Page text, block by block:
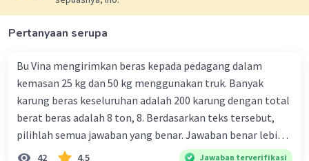
Pertanyaan serupa
Bu Vina mengirimkan beras kepada pedagang dalam
kemasan 25 kg dan 50 kg menggunakan truk. Banyak
karung beras keseluruhan adalah 200 karung dengan total
berat beras adalah 8 ton, 8. Berdasarkan teks tersebut,
pilihlah semua jawaban yang benar. Jawaban benar lebih
dari satu. Banyak karung beras kemasan 25 kg adalah 50
42 4.5 Jawaban terverifikasi